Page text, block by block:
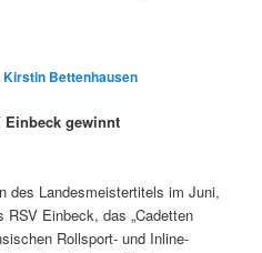
Kirstin Bettenhausen
Einbeck gewinnt
des Landesmeistertitels im Juni,
Einbeck, das „Cadetten
Rollsport- und Inline-